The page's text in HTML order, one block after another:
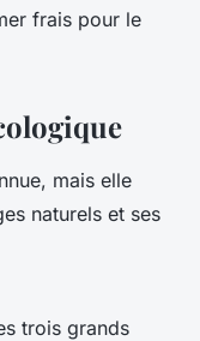
frais pour le
mais elle
naturels et ses
trois grands